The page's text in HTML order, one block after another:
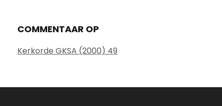
COMMENTAAR OP
Kerkorde GKSA (2000) 49